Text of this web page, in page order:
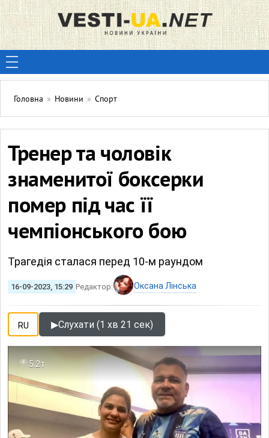
Головна » Новини » Спорт
Тренер та чоловік
знаменитої боксерки
помер під час її
чемпіонського бою
Трагедія сталася перед 10-м раундом
16-09-2023, 15:29 Редактор: Оксана Лінська
RU ▶Слухати (1 хв 21 сек)
5.2т